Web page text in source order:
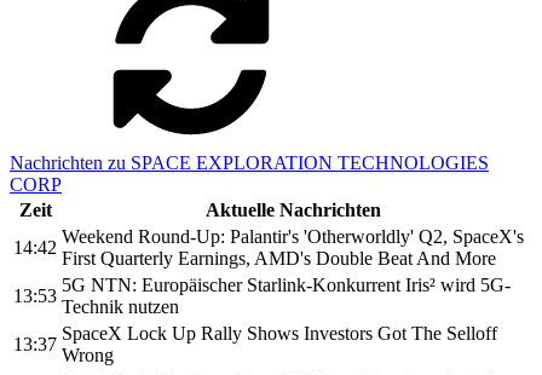
Nachrichten zu SPACE EXPLORATION TECHNOLOGIES
CORP
Zeit
Aktuelle Nachrichten
14:42
Weekend Round-Up: Palantir's 'Otherworldly' Q2, SpaceX's
First Quarterly Earnings, AMD's Double Beat And More
13:53
5G NTN: Europäischer Starlink-Konkurrent Iris² wird 5G-
Technik nutzen
13:37
SpaceX Lock Up Rally Shows Investors Got The Selloff
Wrong